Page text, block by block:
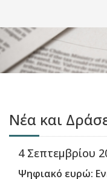
Νέα και
4 Σεπτεμβρίου
Ψηφιακό ευρώ: